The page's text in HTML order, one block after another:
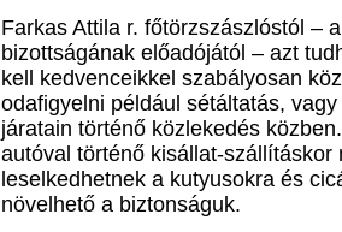
Farkas Attila r. főtörzszászlóstól –
bizottságának előadójától – azt
kell kedvenceikkel szabályosan
odafigyelni például sétáltatás,
járatain történő közlekedés
autóval történő kisállat-szállításkor
leselkedhetnek a kutyusokra és
növelhető a biztonságuk.